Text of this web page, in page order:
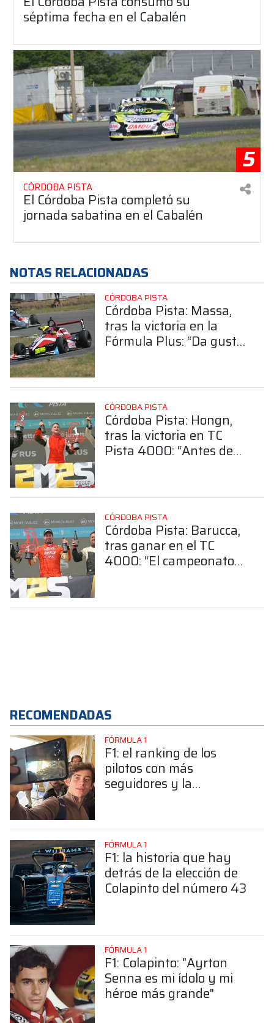
séptima fecha en el Cabalén
5
CÓRDOBA PISTA
El Córdoba Pista completó su
jornada sabatina en el Cabalén
NOTAS RELACIONADAS
CÓRDOBA PISTA
Córdoba Pista: Massa,
tras la victoria en la
Fórmula Plus: “Da gusto
CÓRDOBA PISTA
Córdoba Pista: Hongn,
tras la victoria en TC
Pista 4000: “Antes de
CÓRDOBA PISTA
Córdoba Pista: Barucca,
tras ganar en el TC
4000: “El campeonato
RECOMENDADAS
FÓRMULA 1
F1: el ranking de los
pilotos con más
seguidores y la
FÓRMULA 1
F1: la historia que hay
detrás de la elección de
Colapinto del número 43
FÓRMULA 1
F1: Colapinto: "Ayrton
Senna es mi ídolo y mi
héroe más grande"